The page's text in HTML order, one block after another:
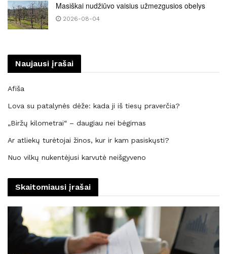
Masiškai nudžiūvo vaisius užmezgusios obelys
2026-08-04
Naujausi įrašai
Afiša
Lova su patalynės dėže: kada ji iš tiesų praverčia?
„Biržų kilometrai“ – daugiau nei bėgimas
Ar atliekų turėtojai žinos, kur ir kam pasiskųsti?
Nuo vilkų nukentėjusi karvutė neišgyveno
Skaitomiausi įrašai